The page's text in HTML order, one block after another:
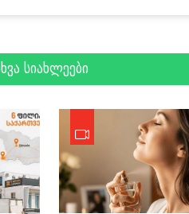
სიახლეები